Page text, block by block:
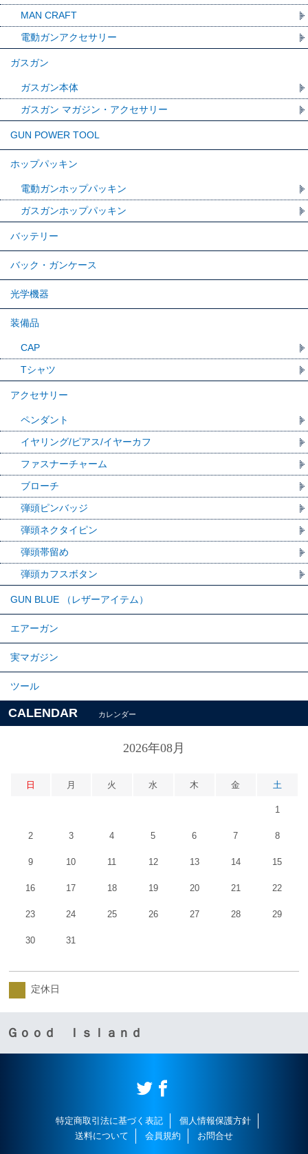
MAN CRAFT
電動ガンアクセサリー
ガスガン
ガスガン本体
ガスガン マガジン・アクセサリー
GUN POWER TOOL
ホップパッキン
電動ガンホップパッキン
ガスガンホップパッキン
バッテリー
バック・ガンケース
光学機器
装備品
CAP
Tシャツ
アクセサリー
ペンダント
イヤリング/ピアス/イヤーカフ
ファスナーチャーム
ブローチ
弾頭ピンバッジ
弾頭ネクタイピン
弾頭帯留め
弾頭カフスボタン
GUN BLUE （レザーアイテム）
エアーガン
実マガジン
ツール
CALENDAR カレンダー
2026年08月
日 月 火 水 木 金 土
1
2 3 4 5 6 7 8
9 10 11 12 13 14 15
16 17 18 19 20 21 22
23 24 25 26 27 28 29
30 31
定休日
Ｇｏｏｄ Ｉｓｌａｎｄ
特定商取引法に基づく表記
個人情報保護方針
送料について
会員規約 お問合せ